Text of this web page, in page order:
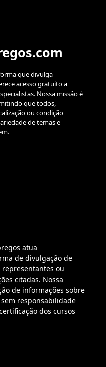
que divulga
acesso gratuito a
Nossa missão é
que todos,
ou condição
de temas e
atua
de divulgação de
representantes ou
citadas. Nossa
de informações sobre
responsabilidade
dos cursos